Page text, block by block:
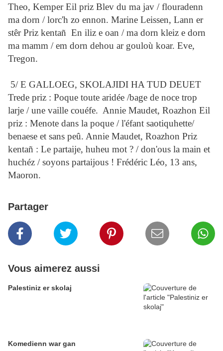
Theo, Kemper Eil priz Blev du ma jav / flouradenn
ma dorn / lorc'h zo ennon. Marine Leissen, Lann er
stêr Priz kentañ En iliz e oan / ma dorn kleiz e dorn
ma mamm / em dorn dehou ar gouloù koar. Eve,
Tregon.
5/ E GALLOEG, SKOLAJIDI HA TUD DEUET
Trede priz : Poque toute aridée /bage de noce trop
larje / une vaille couéfe. Annie Maudet, Roazhon Eil
priz : Menote dans la poque / l'éfant saotiquhette/
benaese et sans peû. Annie Maudet, Roazhon Priz
kentañ : Le partaije, huheu mot ? / don'ous la main et
huchéz / soyons partaijous ! Frédéric Léo, 13 ans,
Maoron.
Partager
Vous aimerez aussi
Palestiniz er skolaj
Komedienn war gan